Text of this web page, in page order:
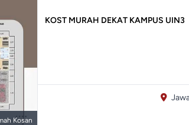
Kosan
KOST MURAH DEKAT KAMPUS UIN3